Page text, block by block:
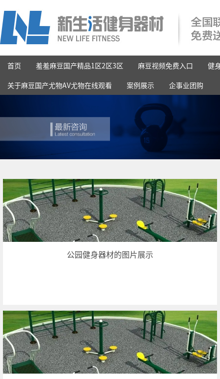
首页 羞羞麻豆国产精品1区2区3区 麻豆视频免费入口
健
关于麻豆国产尤物AV尤物在线观看
案例展示 企事业团购
公园健身器材的图片展示